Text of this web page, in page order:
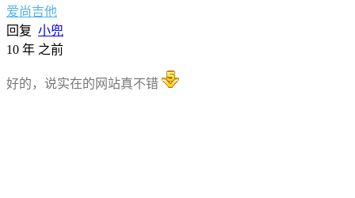
爱尚吉他
回复 小兜
10 年 之前
好的，说实在的网站真不错